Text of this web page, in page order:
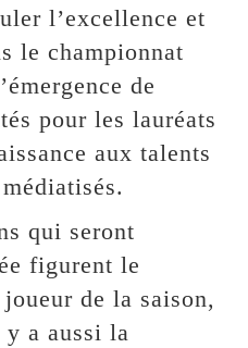
l’excellence et
le championnat
de
pour les lauréats
aux talents
qui seront
figurent le
de la saison,
a aussi la